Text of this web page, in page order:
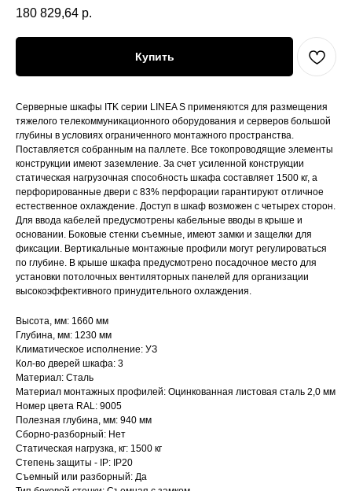
180 829,64 р.
Купить
Серверные шкафы ITK серии LINEA S применяются для размещения
тяжелого телекоммуникационного оборудования и серверов большой
глубины в условиях ограниченного монтажного пространства.
Поставляется собранным на паллете. Все токопроводящие элементы
конструкции имеют заземление. За счет усиленной конструкции
статическая нагрузочная способность шкафа составляет 1500 кг, а
перфорированные двери с 83% перфорации гарантируют отличное
естественное охлаждение. Доступ в шкаф возможен с четырех сторон.
Для ввода кабелей предусмотрены кабельные вводы в крыше и
основании. Боковые стенки съемные, имеют замки и защелки для
фиксации. Вертикальные монтажные профили могут регулироваться
по глубине. В крыше шкафа предусмотрено посадочное место для
установки потолочных вентиляторных панелей для организации
высокоэффективного принудительного охлаждения.
Высота, мм: 1660 мм
Глубина, мм: 1230 мм
Климатическое исполнение: УЗ
Кол-во дверей шкафа: 3
Материал: Сталь
Материал монтажных профилей: Оцинкованная листовая сталь 2,0 мм
Номер цвета RAL: 9005
Полезная глубина, мм: 940 мм
Сборно-разборный: Нет
Статическая нагрузка, кг: 1500 кг
Степень защиты - IP: IP20
Съемный или разборный: Да